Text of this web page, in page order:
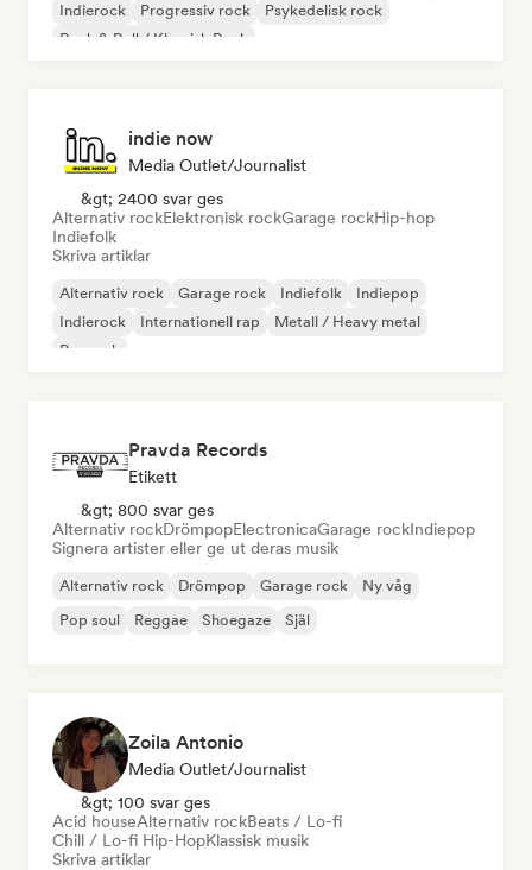
Indierock
Progressiv rock
Psykedelisk rock
Rock & Roll / Klassisk Rock
indie now
Media Outlet/Journalist
&gt; 2400 svar ges
Alternativ rockElektronisk rockGarage rockHip-hop
Indiefolk
Skriva artiklar
Alternativ rock Garage rock Indiefolk
Indiepop
Indierock
Internationell rap
Metall / Heavy metal
Poprock
Pravda Records
Etikett
&gt; 800 svar ges
Alternativ rockDrömpopElectronicaGarage rockIndiepop
Signera artister eller ge ut deras musik
Alternativ rock Drömpop Garage rock
Ny våg
Pop soul
Reggae Shoegaze Själ
Zoila Antonio
Media Outlet/Journalist
&gt; 100 svar ges
Acid houseAlternativ rockBeats / Lo-fi
Chill / Lo-fi Hip-HopKlassisk musik
Skriva artiklar